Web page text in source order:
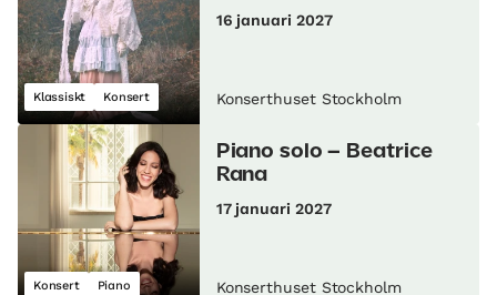
Klassiskt Konsert
16 januari 2027
Konserthuset Stockholm
Konsert Piano
Piano solo – Beatrice
Rana
17 januari 2027
Konserthuset Stockholm